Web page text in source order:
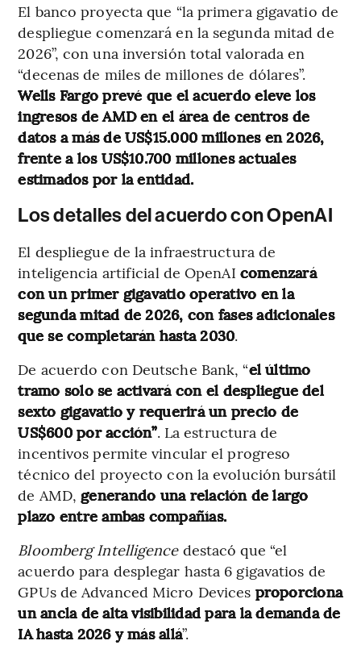
El banco proyecta que “la primera gigavatio de
despliegue comenzará en la segunda mitad de
2026”, con una inversión total valorada en
“decenas de miles de millones de dólares”.
Wells Fargo prevé que el acuerdo eleve los
ingresos de AMD en el área de centros de
datos a más de US$15.000 millones en 2026,
frente a los US$10.700 millones actuales
estimados por la entidad.
Los detalles del acuerdo con OpenAI
El despliegue de la infraestructura de
inteligencia artificial de OpenAI comenzará
con un primer gigavatio operativo en la
segunda mitad de 2026, con fases adicionales
que se completarán hasta 2030.
De acuerdo con Deutsche Bank, “el último
tramo solo se activará con el despliegue del
sexto gigavatio y requerirá un precio de
US$600 por acción”. La estructura de
incentivos permite vincular el progreso
técnico del proyecto con la evolución bursátil
de AMD, generando una relación de largo
plazo entre ambas compañías.
Bloomberg Intelligencedestacó que “el
acuerdo para desplegar hasta 6 gigavatios de
GPUs de Advanced Micro Devices proporciona
un ancla de alta visibilidad para la demanda de
IA hasta 2026 y más allá”.